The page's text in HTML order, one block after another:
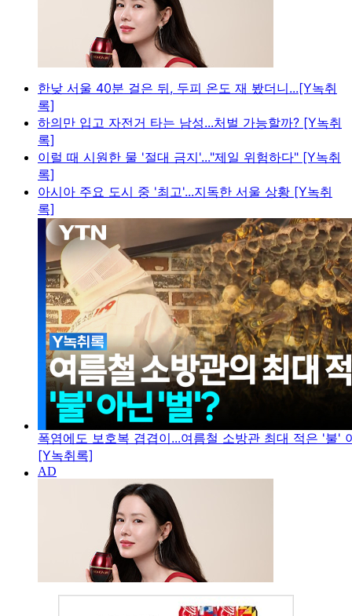
한낮 서울 40분 걸은 뒤, 두피 온도 재 봤더니...[Y녹취
록]
하의만 입고 자전거 타는 남성...처벌 가능할까? [Y녹취
록]
이럴 때 시원한 물 '절대 금지'..."제일 위험하다" [Y녹취
록]
아시아 주요 도시 중 '최고'...지독한 서울 상황 [Y녹취
록]
폭염에도 보호복 겹겹이...여름철 소방관 최대 적은 '불'
[Y녹취록]